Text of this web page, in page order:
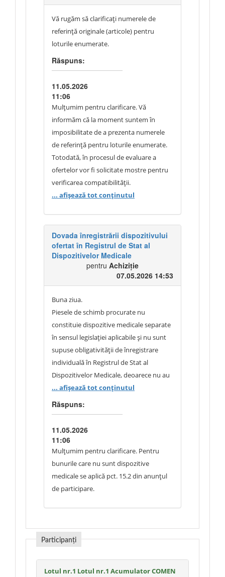
Vă rugăm să clarificați numerele de
referință originale (articole) pentru
loturile enumerate.
Răspuns:
11.05.2026
11:06
Mulțumim pentru clarificare. Vă
informăm că la moment suntem în
imposibilitate de a prezenta numerele
de referință pentru loturile enumerate.
Totodată, în procesul de evaluare a
ofertelor vor fi solicitate mostre pentru
verificarea compatibilității.
... afișează tot conținutul
Dovada înregistrării dispozitivului
ofertat în Registrul de Stat al
Dispozitivelor Medicale
pentru Achiziție
07.05.2026 14:53
Buna ziua.
Piesele de schimb procurate nu
constituie dispozitive medicale separate
în sensul legislației aplicabile și nu sunt
supuse obligativității de înregistrare
individuală în Registrul de Stat al
Dispozitivelor Medicale, deoarece nu au
destinație medicală proprie și sunt
destinate exclusiv mentenanței/reparării
echipamentelor medicale deja
Respectiv, solicitarea numărului de
înregistrare pentru astfel de
componente este inaplicabilă obiectului
achiziției.
Multumim.
... afișează tot conținutul
Răspuns:
11.05.2026
11:06
Mulțumim pentru clarificare. Pentru
bunurile care nu sunt dispozitive
medicale se aplică pct. 15.2 din anunțul
de participare.
Participanți
Lotul nr.1 Lotul nr.1 Acumulator COMEN